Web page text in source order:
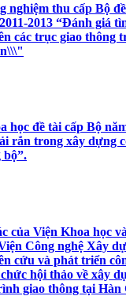
nghiệm thu cấp Bộ
2013 “Đánh giá
các trục giao thông
học đề tài cấp Bộ
rắn trong xây dựng
bộ”.
của Viện Khoa học
Công nghệ Xây
cứu và phát triển
hội thảo về xây
giao thông tại Hàn